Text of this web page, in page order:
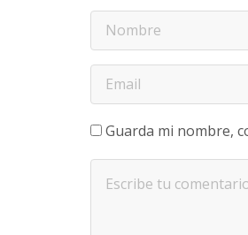
Guarda mi nombre,